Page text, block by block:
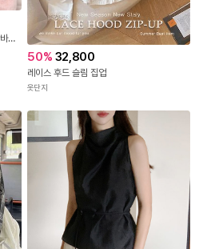
[20%최대세일🔥] 몽에뜨 프릴나시+반바지 잠옷세트
50% 32,800
레이스 후드 슬림 집업
옷단지